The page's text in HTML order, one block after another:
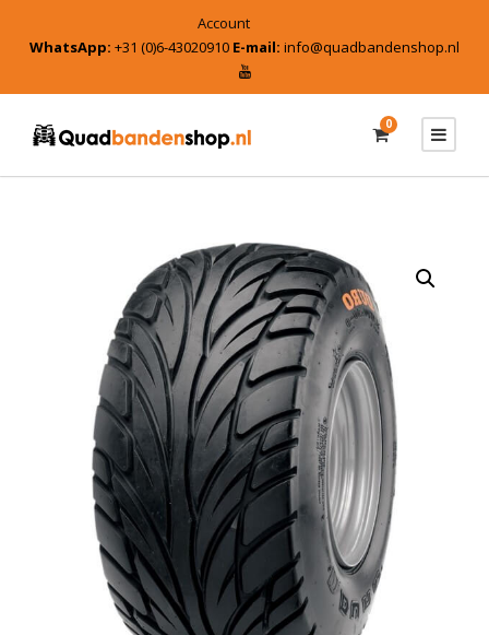
Account
WhatsApp: +31 (0)6-43020910 E-mail: info@quadbandenshop.nl
0